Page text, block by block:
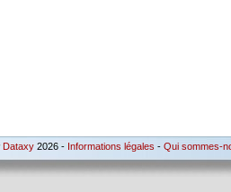
Dataxy 2026 - Informations légales - Qui sommes-